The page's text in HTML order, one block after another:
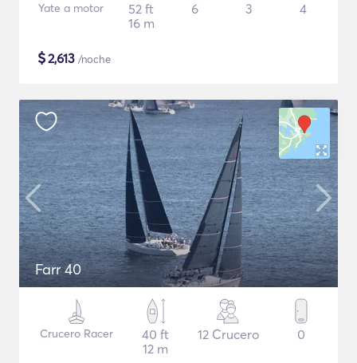
Yate a motor
52 ft
16 m
6 3 4
$2,613 /noche
Farr 40
Crucero Racer
40 ft
12 m
12 Crucero 0